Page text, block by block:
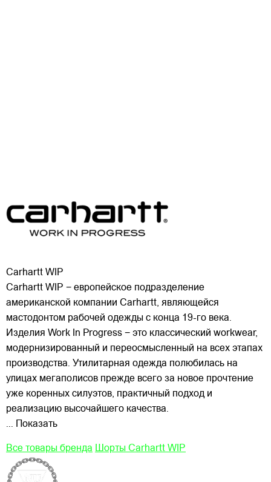
Carhartt WIP
Carhartt WIP − европейское подразделение
американской компании Carhartt, являющейся
мастодонтом рабочей одежды с конца 19-го века.
Изделия Work In Progress − это классический workwear,
модернизированный и переосмысленный на всех этапах
производства. Утилитарная одежда полюбилась на
улицах мегаполисов прежде всего за новое прочтение
уже коренных силуэтов, практичный подход и
реализацию высочайшего качества.
... Показать
Все товары бренда Шорты Carhartt WIP